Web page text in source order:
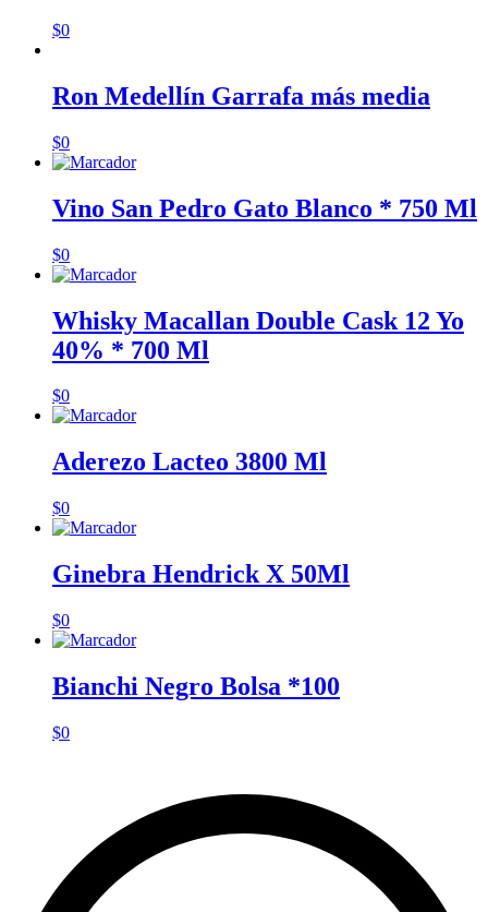
$0
Ron Medellín Garrafa más media
$0
Vino San Pedro Gato Blanco * 750 Ml
$0
Whisky Macallan Double Cask 12 Yo
40% * 700 Ml
$0
Aderezo Lacteo 3800 Ml
$0
Ginebra Hendrick X 50Ml
$0
Bianchi Negro Bolsa *100
$0